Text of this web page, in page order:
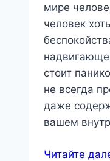
мире
человек
стоит
не всегда
даже
вашем
Читайте